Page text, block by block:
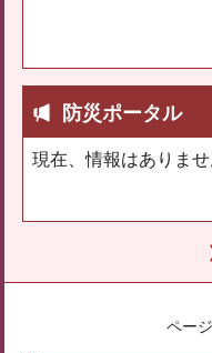
防災ポータル
現在、情報はありませ
ペー